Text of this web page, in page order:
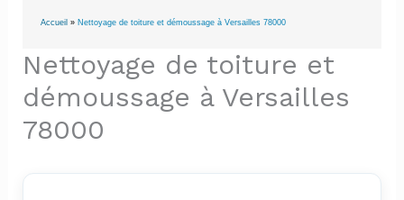
Accueil » Nettoyage de toiture et démoussage à Versailles 78000
Nettoyage de toiture et
démoussage à Versailles
78000